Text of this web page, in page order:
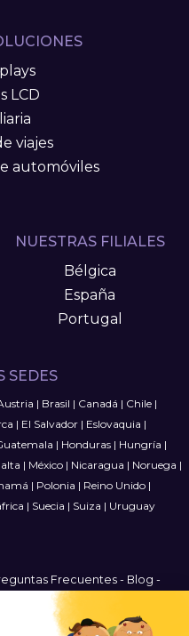
LCD
viajes
automóviles
NUESTRAS FILIALES
Bélgica
España
Portugal
SEDES
| Brasil | Canadá | Chile|
| El Salvador | Eslovaquia |
| Honduras| Hungría |
| México| Nicaragua | Noruega |
| Polonia | Reino Unido |
| Suecia | Suiza | Uruguay
Frecuentes- Blog -
de privacidad